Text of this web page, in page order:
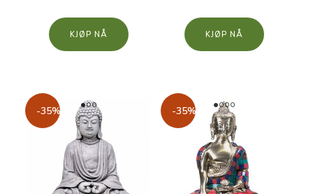
KJØP KJØP
-35% -35%